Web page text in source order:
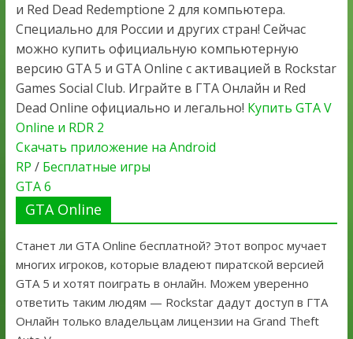
и Red Dead Redemptione 2 для компьютера.
Специально для России и других стран! Сейчас
можно купить официальную компьютерную
версию GTA 5 и GTA Online с активацией в Rockstar
Games Social Club. Играйте в ГТА Онлайн и Red
Dead Online официально и легально! Купить GTA V
Online и RDR 2
Скачать приложение на Android
RP / Бесплатные игры
GTA 6
GTA Online
Станет ли GTA Online бесплатной? Этот вопрос мучает
многих игроков, которые владеют пиратской версией
GTA 5 и хотят поиграть в онлайн. Можем уверенно
ответить таким людям — Rockstar дадут доступ в ГТА
Онлайн только владельцам лицензии на Grand Theft